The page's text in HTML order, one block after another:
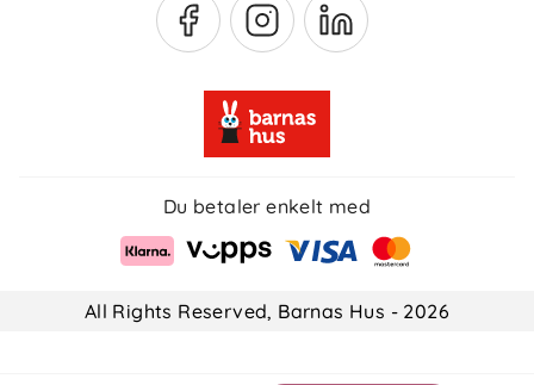
Du betaler enkelt med
All Rights Reserved, Barnas Hus - 2026